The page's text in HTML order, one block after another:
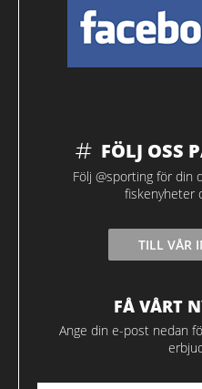
FÖLJ OSS
Följ @sporting för din
fiskenyheter
TILL VÅR
FÅ VÅRT
Ange din e-post nedan